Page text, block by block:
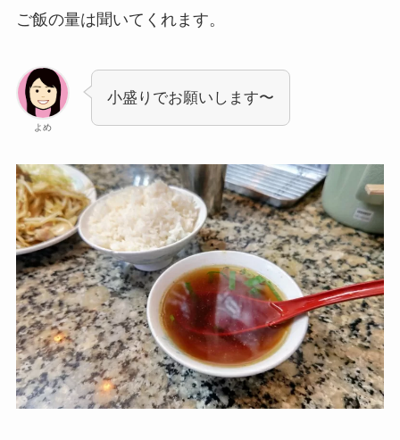
ご飯の量は聞いてくれます。
よめ
小盛りでお願いします〜